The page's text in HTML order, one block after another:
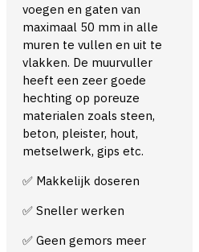
voegen en gaten van
maximaal 50 mm in alle
muren te vullen en uit te
vlakken. De muurvuller
heeft een zeer goede
hechting op poreuze
materialen zoals steen,
beton, pleister, hout,
metselwerk, gips etc.
✅ Makkelijk doseren
✅ Sneller werken
✅ Geen gemors meer